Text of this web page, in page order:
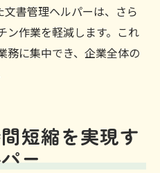
書管理ヘルパーは、さら
ン作業を軽減します。これ
務に集中でき、企業全体の
短縮を実現す
ー